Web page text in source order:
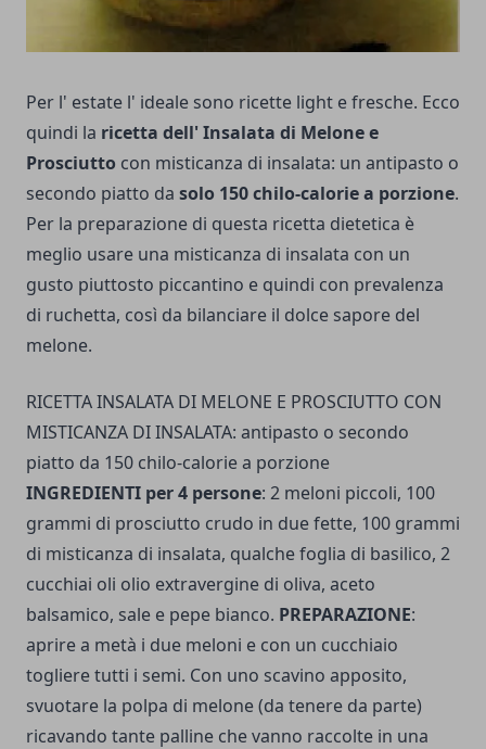
Per l' estate l' ideale sono ricette light e fresche. Ecco
quindi la ricetta dell' Insalata di Melone e
Prosciutto con misticanza di insalata: un antipasto o
secondo piatto da solo 150 chilo-calorie a porzione.
Per la preparazione di questa ricetta dietetica è
meglio usare una misticanza di insalata con un
gusto piuttosto piccantino e quindi con prevalenza
di ruchetta, così da bilanciare il dolce sapore del
melone.
RICETTA INSALATA DI MELONE E PROSCIUTTO CON
MISTICANZA DI INSALATA: antipasto o secondo
piatto da 150 chilo-calorie a porzione
INGREDIENTI per 4 persone: 2 meloni piccoli, 100
grammi di prosciutto crudo in due fette, 100 grammi
di misticanza di insalata, qualche foglia di basilico, 2
cucchiai oli olio extravergine di oliva, aceto
balsamico, sale e pepe bianco. PREPARAZIONE:
aprire a metà i due meloni e con un cucchiaio
togliere tutti i semi. Con uno scavino apposito,
svuotare la polpa di melo­ne (da tenere da parte)
ricavando tante palline che vanno raccolte in una